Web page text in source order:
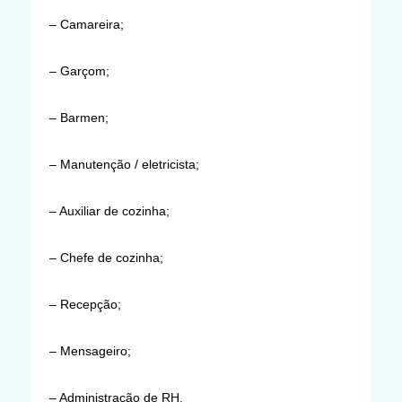
– Camareira;
– Garçom;
– Barmen;
– Manutenção / eletricista;
– Auxiliar de cozinha;
– Chefe de cozinha;
– Recepção;
– Mensageiro;
– Administração de RH.